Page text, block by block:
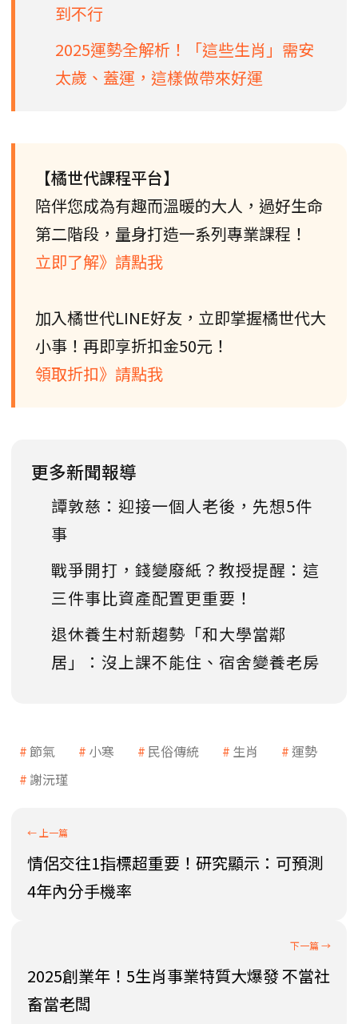
到不行
2025運勢全解析！「這些生肖」需安
太歲、蓋運，這樣做帶來好運
【橘世代課程平台】
陪伴您成為有趣而溫暖的大人，過好生命
第二階段，量身打造一系列專業課程！
立即了解》請點我
加入橘世代LINE好友，立即掌握橘世代大
小事！再即享折扣金50元！
領取折扣》請點我
更多新聞報導
譚敦慈：迎接一個人老後，先想5件
事
戰爭開打，錢變廢紙？教授提醒：這
三件事比資產配置更重要！
退休養生村新趨勢「和大學當鄰
居」：沒上課不能住、宿舍變養老房
節氣 小寒 民俗傳統 生肖
運勢
謝沅瑾
情侶交往1指標超重要！研究顯示：可預測
4年內分手機率
2025創業年！5生肖事業特質大爆發 不當社
畜當老闆